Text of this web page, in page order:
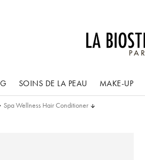
SOINS DE LA PEAU MAKE-UP
Spa Wellness Hair Conditioner